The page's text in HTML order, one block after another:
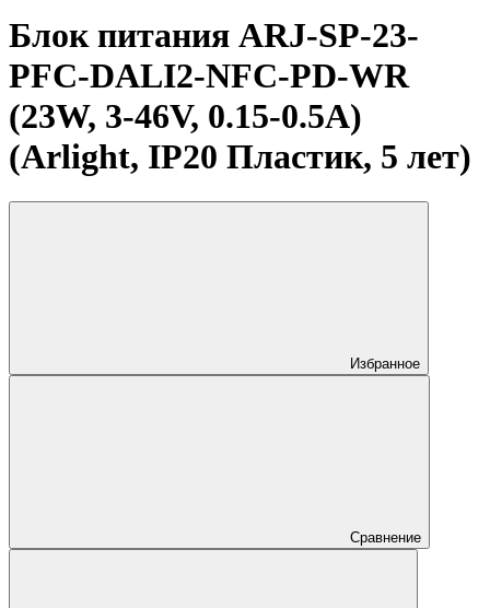
Блок питания ARJ-SP-23-
PFC-DALI2-NFC-PD-WR
(23W, 3-46V, 0.15-0.5A)
(Arlight, IP20 Пластик, 5 лет)
Избранное
Сравнение